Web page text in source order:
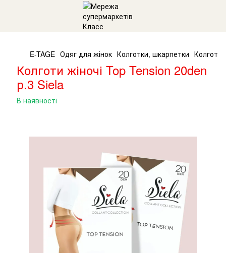
E-TAGE Одяг для жінок Колготки, шкарпетки Колготи
Колготи жіночі Top Tension 20den
р.3 Siela
В наявності